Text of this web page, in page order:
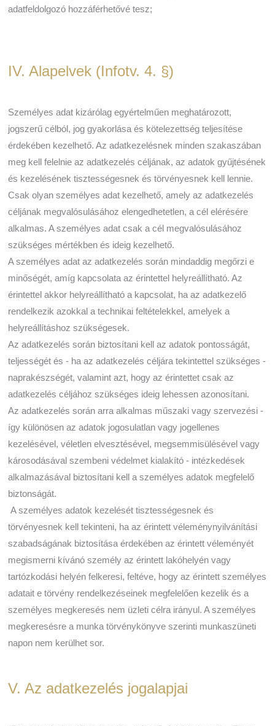
adatfeldolgozó hozzáférhetővé tesz;
IV. Alapelvek (Infotv. 4. §)
Személyes adat kizárólag egyértelműen meghatározott,
jogszerű célból, jog gyakorlása és kötelezettség teljesítése
érdekében kezelhető. Az adatkezelésnek minden szakaszában
meg kell felelnie az adatkezelés céljának, az adatok gyűjtésének
és kezelésének tisztességesnek és törvényesnek kell lennie.
Csak olyan személyes adat kezelhető, amely az adatkezelés
céljának megvalósulásához elengedhetetlen, a cél elérésére
alkalmas. A személyes adat csak a cél megvalósulásához
szükséges mértékben és ideig kezelhető.
A személyes adat az adatkezelés során mindaddig megőrzi e
minőségét, amíg kapcsolata az érintettel helyreállítható. Az
érintettel akkor helyreállítható a kapcsolat, ha az adatkezelő
rendelkezik azokkal a technikai feltételekkel, amelyek a
helyreállításhoz szükségesek.
Az adatkezelés során biztosítani kell az adatok pontosságát,
teljességét és - ha az adatkezelés céljára tekintettel szükséges -
naprakészségét, valamint azt, hogy az érintettet csak az
adatkezelés céljához szükséges ideig lehessen azonosítani.
Az adatkezelés során arra alkalmas műszaki vagy szervezési -
így különösen az adatok jogosulatlan vagy jogellenes
kezelésével, véletlen elvesztésével, megsemmisülésével vagy
károsodásával szembeni védelmet kialakító - intézkedések
alkalmazásával biztosítani kell a személyes adatok megfelelő
biztonságát.
A személyes adatok kezelését tisztességesnek és
törvényesnek kell tekinteni, ha az érintett véleménynyilvánítási
szabadságának biztosítása érdekében az érintett véleményét
megismerni kívánó személy az érintett lakóhelyén vagy
tartózkodási helyén felkeresi, feltéve, hogy az érintett személyes
adatait e törvény rendelkezéseinek megfelelően kezelik és a
személyes megkeresés nem üzleti célra irányul. A személyes
megkeresésre a munka törvénykönyve szerinti munkaszüneti
napon nem kerülhet sor.
V. Az adatkezelés jogalapjai